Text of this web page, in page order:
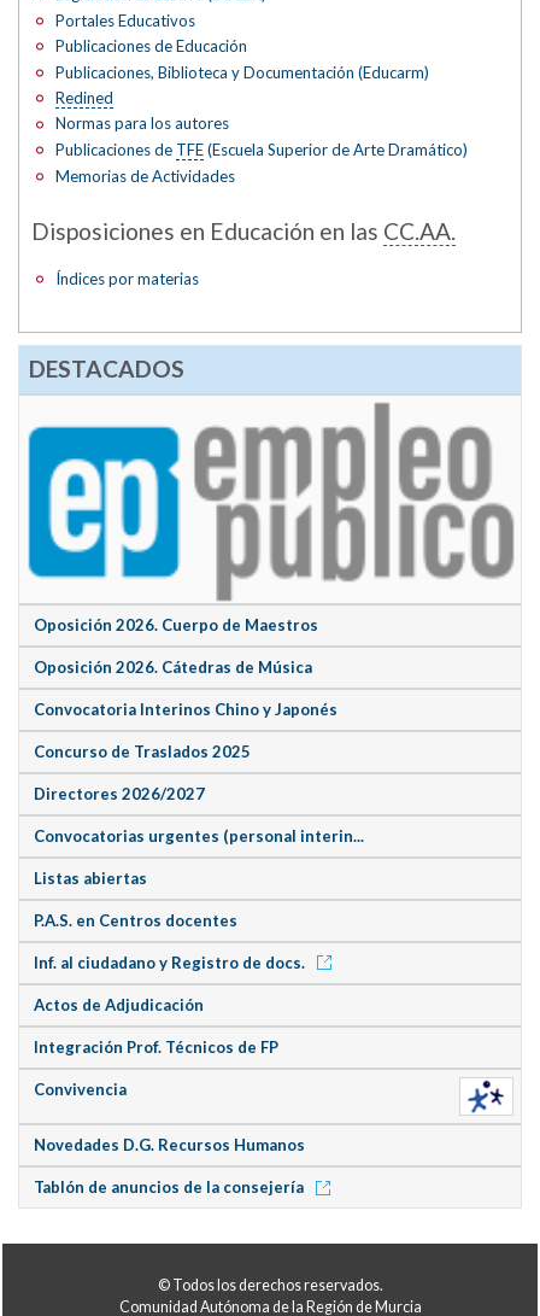
Portales Educativos
Publicaciones de Educación
Publicaciones, Biblioteca y Documentación (Educarm)
Redined
Normas para los autores
Publicaciones de TFE(Escuela Superior de Arte Dramático)
Memorias de Actividades
Disposiciones en Educación en las CC.AA.
Índices por materias
DESTACADOS
Oposición 2026. Cuerpo de Maestros
Oposición 2026. Cátedras de Música
Convocatoria Interinos Chino y Japonés
Concurso de Traslados 2025
Directores 2026/2027
Convocatorias urgentes (personal interin...
Listas abiertas
P.A.S. en Centros docentes
Inf. al ciudadano y Registro de docs.
Actos de Adjudicación
Integración Prof. Técnicos de FP
Convivencia
Novedades D.G. Recursos Humanos
Tablón de anuncios de la consejería
© Todos los derechos reservados.
Comunidad Autónoma de la Región de Murcia